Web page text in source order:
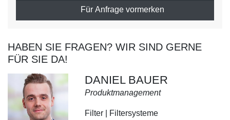
Für Anfrage vormerken
HABEN SIE FRAGEN? WIR SIND GERNE
FÜR SIE DA!
DANIEL BAUER
Produktmanagement
Filter | Filtersysteme